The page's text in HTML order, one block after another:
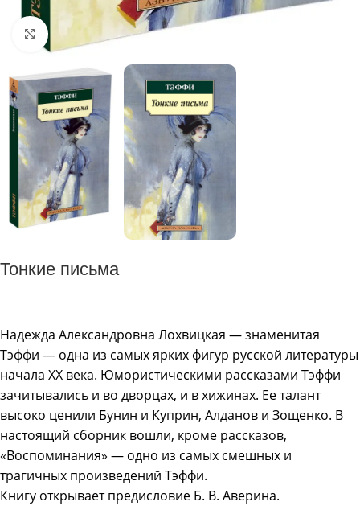
Click to enlarge
Тонкие письма
Надежда Александровна Лохвицкая — знаменитая
Тэффи — одна из самых ярких фигур русской литературы
начала XX века. Юмористическими рассказами Тэффи
зачитывались и во дворцах, и в хижинах. Ее талант
высоко ценили Бунин и Куприн, Алданов и Зощенко. В
настоящий сборник вошли, кроме рассказов,
«Воспоминания» — одно из самых смешных и
трагичных произведений Тэффи.
Книгу открывает предисловие Б. В. Аверина.